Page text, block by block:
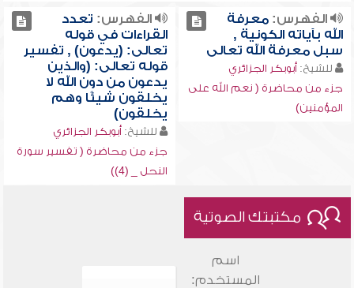
الفهرس:معرفة
الله بآياته الكونية ,
سبل معرفة الله تعالى
للشيخ: أبوبكر الجزائري
جزء من محاضرة ( نعم الله على
المؤمنين)
الفهرس: تعدد
القراءات في قوله
تعالى: (يدعون) , تفسير
قوله تعالى: (والذين
يدعون من دون الله لا
يخلقون شيئًا وهم
يخلقون)
للشيخ: أبوبكر الجزائري
جزء من محاضرة ( تفسير سورة
النحل _ (4))
مكتبتك الصوتية
اسم
المستخدم: